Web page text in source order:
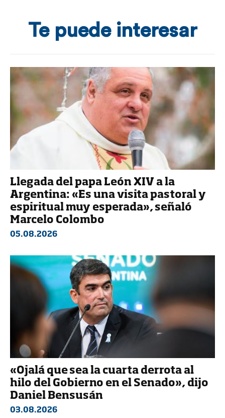
Te puede interesar
Llegada del papa León XIV a la
Argentina: «Es una visita pastoral y
espiritual muy esperada», señaló
Marcelo Colombo
05.08.2026
«Ojalá que sea la cuarta derrota al
hilo del Gobierno en el Senado», dijo
Daniel Bensusán
03.08.2026